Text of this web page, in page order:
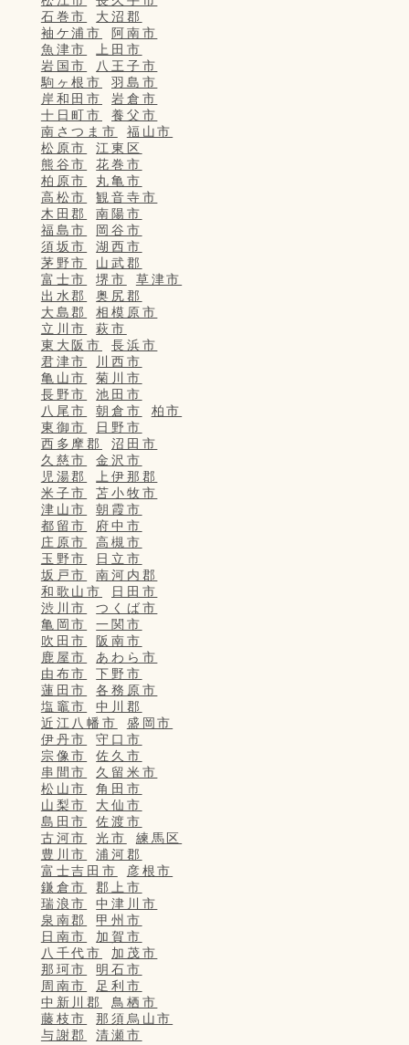
石巻市
大沼郡
袖ケ浦市
阿南市
魚津市
上田市
岩国市
八王子市
駒ヶ根市
羽島市
岸和田市
岩倉市
十日町市
養父市
南さつま市
福山市
松原市
江東区
熊谷市
花巻市
柏原市
丸亀市
高松市
観音寺市
木田郡
南陽市
福島市
岡谷市
須坂市
湖西市
茅野市
山武郡
富士市
堺市
草津市
出水郡
奥尻郡
大島郡
相模原市
立川市
萩市
東大阪市
長浜市
君津市
川西市
亀山市
菊川市
長野市
池田市
八尾市
朝倉市
柏市
東御市
日野市
西多摩郡
沼田市
久慈市
金沢市
児湯郡
上伊那郡
米子市
苫小牧市
津山市
朝霞市
都留市
府中市
庄原市
高槻市
玉野市
日立市
坂戸市
南河内郡
和歌山市
日田市
渋川市
つくば市
亀岡市
一関市
吹田市
阪南市
鹿屋市
あわら市
由布市
下野市
蓮田市
各務原市
塩竈市
中川郡
近江八幡市
盛岡市
伊丹市
守口市
宗像市
佐久市
串間市
久留米市
松山市
角田市
山梨市
大仙市
島田市
佐渡市
古河市
光市
練馬区
豊川市
浦河郡
富士吉田市
彦根市
鎌倉市
郡上市
瑞浪市
中津川市
泉南郡
甲州市
日南市
加賀市
八千代市
加茂市
那珂市
明石市
周南市
足利市
中新川郡
鳥栖市
藤枝市
那須烏山市
与謝郡
清瀬市